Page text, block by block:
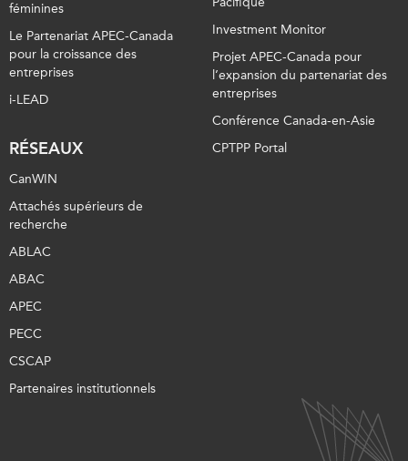
féminines
Le Partenariat APEC-Canada
pour la croissance des
entreprises
i-LEAD
RÉSEAUX
CanWIN
Attachés supérieurs de
recherche
ABLAC
ABAC
APEC
PECC
CSCAP
Partenaires institutionnels
Investment Monitor
Projet APEC-Canada pour
l’expansion du partenariat des
entreprises
Conférence Canada-en-Asie
CPTPP Portal